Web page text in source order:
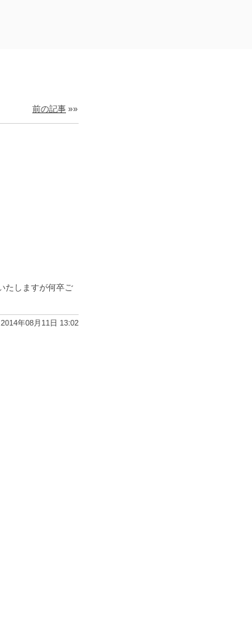
前の記事 »»
たしますが何卒ご
2014年08月11日 13:02